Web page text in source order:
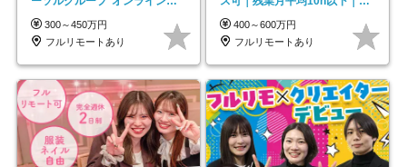
接*30～40代活躍中
300～450万円
フルリモートあり
業立ち上げメンバー
400～600万円
フルリモートあり